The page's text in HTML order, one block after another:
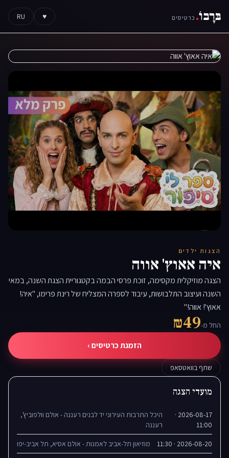
בּרָבוֹ. כרטיסים ♥
RU
▶
הצגות ילדים
איה אאוץ' אווה
הצגה מוזיקלית מקסימה, זוכת פרסי הבמה בקטגוריית הצגת השנה, במאי
השנה ועיצוב התלבושות, עיבוד לספרה המצליח של רינת פרימו, "איה!
אאוץ'! אווה!"
החל מ-₪49
הזמנת כרטיסים ›
שתף בוואטסאפ
מועדי הצגה
2026-08-17 ·
11:00
היכל התרבות העירוני יד לבנים רעננה - אולם וולפוביץ',
רעננה
2026-08-20 · 11:30 מוזיאון תל-אביב לאמנות - אולם אסיא, תל אביב-יפו